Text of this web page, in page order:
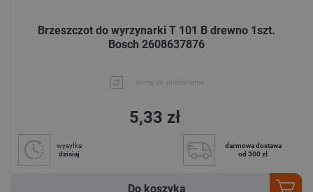
Brzeszczot do wyrzynarki T 101 B drewno 1szt.
Bosch 2608637876
dodaj do porównania
5,33 zł
wysyłka
dzisiaj
darmowa dostawa
od 300 zł
Do koszyka